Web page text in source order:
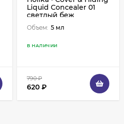
Liquid Concealer 01
светлый беж
Объем: 5 мл
В НАЛИЧИИ
790₽
620 ₽